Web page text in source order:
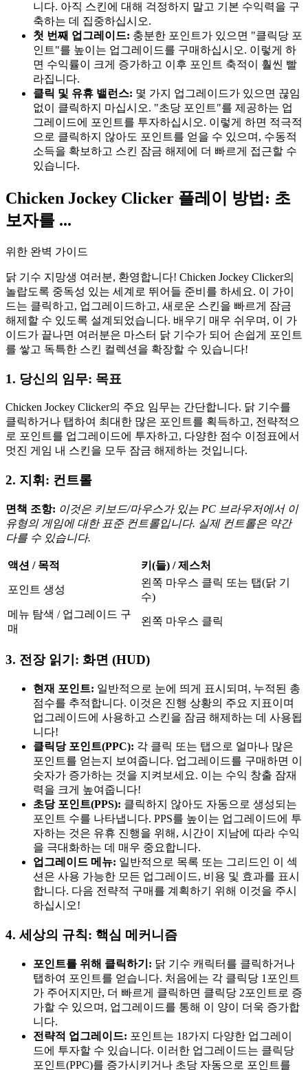
니다. 아직 스킨에 대해 걱정하지 말고 기본 수익력을 구
축하는 데 집중하십시오.
첫 번째 업그레이드: 충분한 포인트가 있으면 "클릭당 포
인트"를 높이는 업그레이드를 구매하십시오. 이렇게 하
면 수익률이 크게 증가하고 이후 포인트 축적이 훨씬 빨
라집니다.
클릭 및 유휴 밸런스: 몇 가지 업그레이드가 있으면 끊임
없이 클릭하지 마십시오. "초당 포인트"를 제공하는 업
그레이드에 포인트를 투자하십시오. 이렇게 하면 적극적
으로 클릭하지 않아도 포인트를 얻을 수 있으며, 수동적
소득을 확보하고 스킨 잠금 해제에 더 빠르게 접근할 수
있습니다.
Chicken Jockey Clicker 플레이 방법: 초
보자를 ...
위한 완벽 가이드
닭 기수 지망생 여러분, 환영합니다! Chicken Jockey Clicker의
놀랍도록 중독성 있는 세계로 뛰어들 준비를 하세요. 이 가이
드는 클릭하고, 업그레이드하고, 새로운 스킨을 빠르게 잠금
해제할 수 있도록 설계되었습니다. 배우기 매우 쉬우며, 이 가
이드가 끝나면 여러분은 마스터 닭 기수가 되어 손쉽게 포인트
를 쌓고 독특한 스킨 컬렉션을 확장할 수 있습니다!
1. 당신의 임무: 목표
Chicken Jockey Clicker의 주요 임무는 간단합니다. 닭 기수를
클릭하거나 탭하여 최대한 많은 포인트를 획득하고, 전략적으
로 포인트를 업그레이드에 투자하고, 다양한 점수 이정표에서
멋진 게임 내 스킨을 모두 잠금 해제하는 것입니다.
2. 지휘: 컨트롤
면책 조항: 이것은 키보드/마우스가 있는 PC 브라우저에서 이
유형의 게임에 대한 표준 컨트롤입니다. 실제 컨트롤은 약간
다를 수 있습니다.
액션 / 목적 키(들) / 제스처
포인트 생성
왼쪽 마우스 클릭 또는 탭(닭 기
수)
메뉴 탐색 / 업그레이드 구
매
왼쪽 마우스 클릭
3. 전장 읽기: 화면 (HUD)
현재 포인트: 일반적으로 눈에 띄게 표시되며, 누적된 총
점수를 추적합니다. 이것은 진행 상황의 주요 지표이며
업그레이드에 사용하고 스킨을 잠금 해제하는 데 사용됩
니다!
클릭당 포인트(PPC): 각 클릭 또는 탭으로 얼마나 많은
포인트를 얻는지 보여줍니다. 업그레이드를 구매하면 이
숫자가 증가하는 것을 지켜보세요. 이는 수익 창출 잠재
력을 크게 높여줍니다!
초당 포인트(PPS): 클릭하지 않아도 자동으로 생성되는
포인트 수를 나타냅니다. PPS를 높이는 업그레이드에 투
자하는 것은 유휴 진행을 위해, 시간이 지남에 따라 수익
을 극대화하는 데 매우 중요합니다.
업그레이드 메뉴: 일반적으로 목록 또는 그리드인 이 섹
션은 사용 가능한 모든 업그레이드, 비용 및 효과를 표시
합니다. 다음 전략적 구매를 계획하기 위해 이것을 주시
하십시오!
4. 세상의 규칙: 핵심 메커니즘
포인트를 위해 클릭하기: 닭 기수 캐릭터를 클릭하거나
탭하여 포인트를 얻습니다. 처음에는 각 클릭당 1포인트
가 주어지지만, 더 빠르게 클릭하면 클릭당 2포인트로 증
가할 수 있으며, 업그레이드를 통해 이 양이 더욱 증가합
니다.
전략적 업그레이드: 포인트는 18가지 다양한 업그레이
드에 투자할 수 있습니다. 이러한 업그레이드는 클릭당
포인트(PPC)를 증가시키거나 초당 자동으로 포인트를